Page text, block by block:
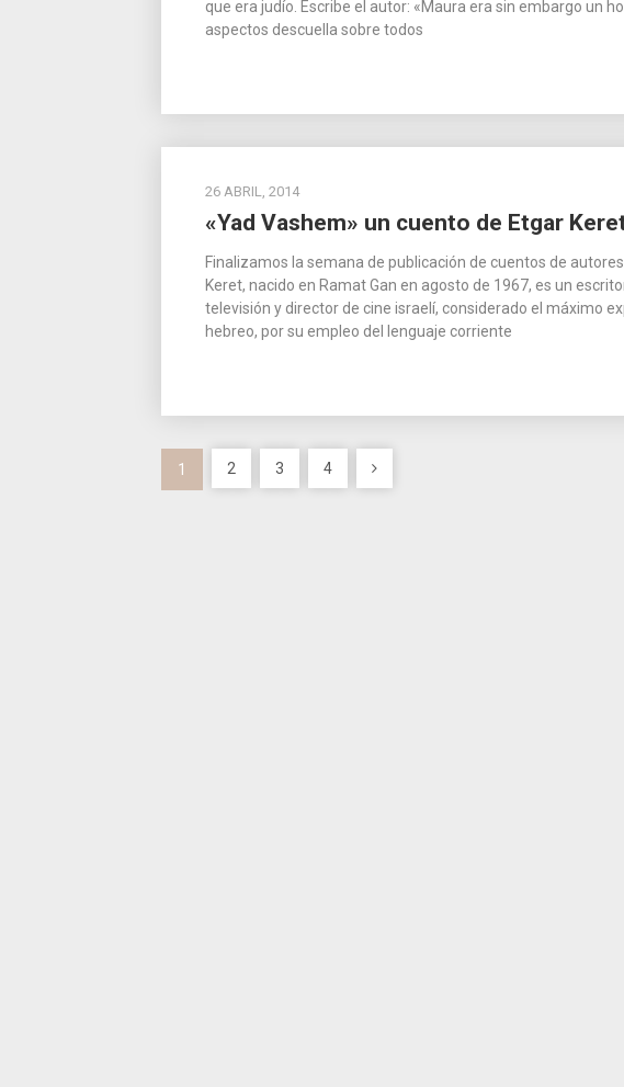
que era judío. Escribe el autor: «Maura era sin embargo un
aspectos descuella sobre todos
26 ABRIL, 2014
«Yad Vashem» un cuento de Etgar
Finalizamos la semana de publicación de cuentos de
Keret, nacido en Ramat Gan en agosto de 1967, es un
televisión y director de cine israelí, considerado el máximo
hebreo, por su empleo del lenguaje corriente
Paginación
1 2 3 4